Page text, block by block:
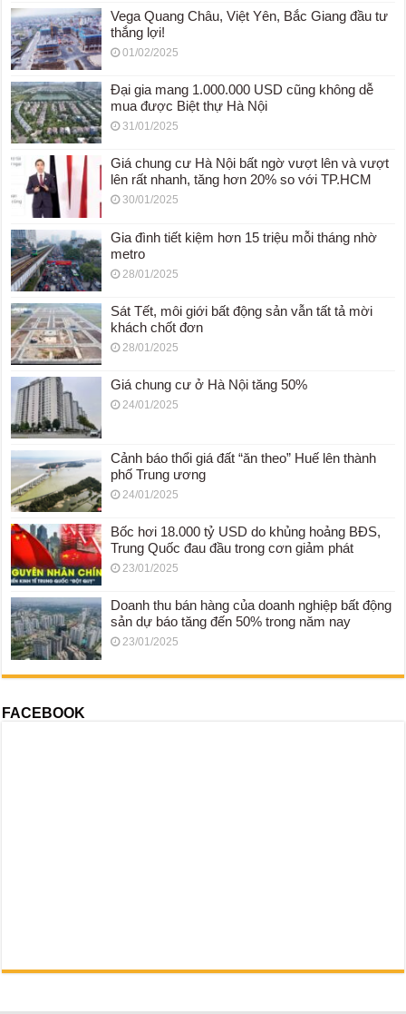
Vega Quang Châu, Việt Yên, Bắc Giang đầu tư
thắng lợi!
01/02/2025
Đại gia mang 1.000.000 USD cũng không dễ
mua được Biệt thự Hà Nội
31/01/2025
Giá chung cư Hà Nội bất ngờ vượt lên và vượt
lên rất nhanh, tăng hơn 20% so với TP.HCM
30/01/2025
Gia đình tiết kiệm hơn 15 triệu mỗi tháng nhờ
metro
28/01/2025
Sát Tết, môi giới bất động sản vẫn tất tả mời
khách chốt đơn
28/01/2025
Giá chung cư ở Hà Nội tăng 50%
24/01/2025
Cảnh báo thổi giá đất “ăn theo” Huế lên thành
phố Trung ương
24/01/2025
Bốc hơi 18.000 tỷ USD do khủng hoảng BĐS,
Trung Quốc đau đầu trong cơn giảm phát
23/01/2025
Doanh thu bán hàng của doanh nghiệp bất động
sản dự báo tăng đến 50% trong năm nay
23/01/2025
FACEBOOK